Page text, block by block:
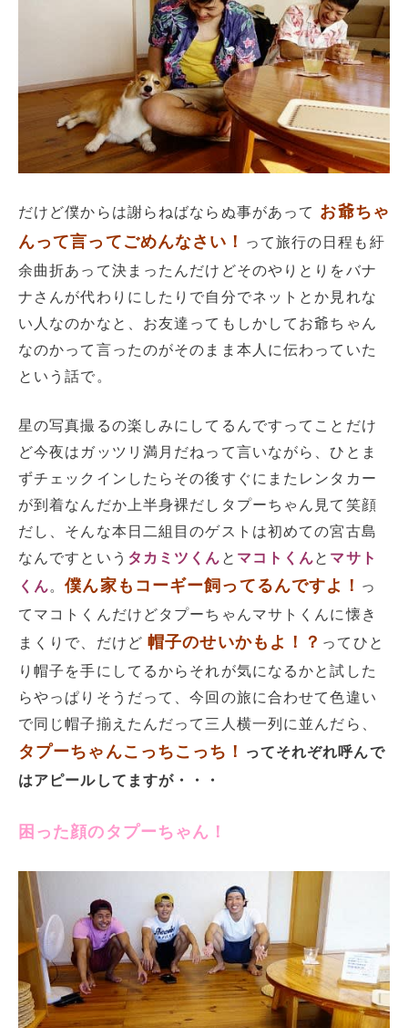
だけど僕からは謝らねばならぬ事があって お爺ちゃ
んって言ってごめんなさい！
って旅行の日程も紆
余曲折あって決まったんだけどそのやりとりをバナ
ナさんが代わりにしたりで自分でネットとか見れな
い人なのかなと、お友達ってもしかしてお爺ちゃん
なのかって言ったのがそのまま本人に伝わっていた
という話で。
星の写真撮るの楽しみにしてるんですってことだけ
ど今夜はガッツリ満月だねって言いながら、ひとま
ずチェックインしたらその後すぐにまたレンタカー
が到着なんだか上半身裸だしタプーちゃん見て笑顔
だし、そんな本日二組目のゲストは初めての宮古島
なんですという タカミツくん と マコトくんと マサト
くん。僕ん家もコーギー飼ってるんですよ！ っ
てマコトくんだけどタプーちゃんマサトくんに懐き
まくりで、だけど帽子のせいかもよ！？ ってひと
り帽子を手にしてるからそれが気になるかと試した
らやっぱりそうだって、今回の旅に合わせて色違い
で同じ帽子揃えたんだって三人横一列に並んだら、
タプーちゃんこっちこっち！
ってそれぞれ呼んで
はアピールしてますが・・・
困った顔のタプーちゃん！